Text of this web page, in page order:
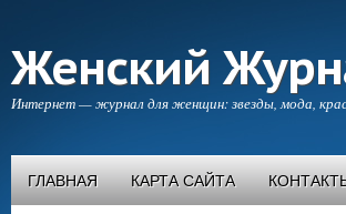
Женский
Интернет — журнал для женщин: звезды, мода,
ГЛАВНАЯ КАРТА САЙТА